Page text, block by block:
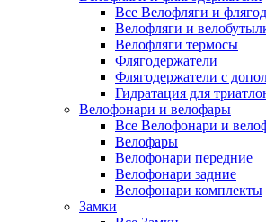
Все Велофляги и
Велофляги и
Велофляги термосы
Флягодержатели
Флягодержатели с
Гидратация для
Велофонари и велофары
Все Велофонари и
Велофары
Велофонари передние
Велофонари задние
Велофонари комплекты
Замки